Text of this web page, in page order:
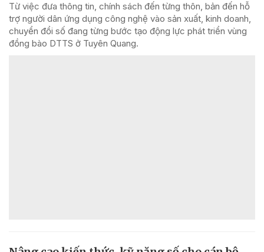
Từ việc đưa thông tin, chính sách đến từng thôn, bản đến hỗ
trợ người dân ứng dụng công nghệ vào sản xuất, kinh doanh,
chuyển đổi số đang từng bước tạo động lực phát triển vùng
đồng bào DTTS ở Tuyên Quang.